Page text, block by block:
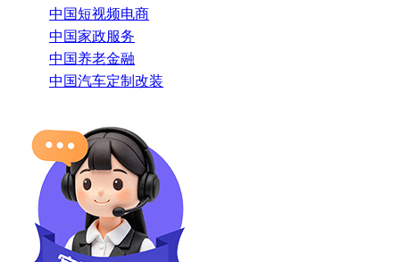
中国短视频电商
中国家政服务
中国养老金融
中国汽车定制改装